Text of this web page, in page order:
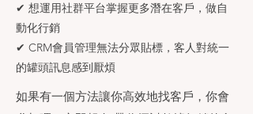
✔︎ 想運用社群平台掌握更多潛在客戶，做自
動化行銷
✔︎ CRM會員管理無法分眾貼標，客人對統一
的罐頭訊息感到厭煩
如果有一個方法讓你高效地找客戶，你會